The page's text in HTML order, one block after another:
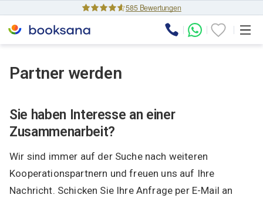
585 Bewertungen
Partner werden
Sie haben Interesse an einer
Zusammenarbeit?
Wir sind immer auf der Suche nach weiteren
Kooperationspartnern und freuen uns auf Ihre
Nachricht. Schicken Sie Ihre Anfrage per E-Mail an